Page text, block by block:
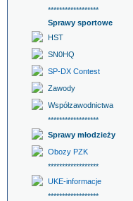
******************
Sprawy sportowe
HST
SN0HQ
SP-DX Contest
Zawody
Współzawodnictwa
******************
Sprawy młodzieży
Obozy PZK
******************
UKE-informacje
******************